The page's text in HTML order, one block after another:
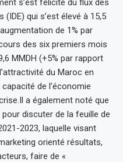
s’est félicité du flux des
qui s’est élevé à 15,5
de 1% par
des six premiers mois
MMDH (+5% par rapport
du Maroc en
de l’économie
a également noté que
discuter de la feuille de
2023, laquelle visant
orienté résultats,
faire de «